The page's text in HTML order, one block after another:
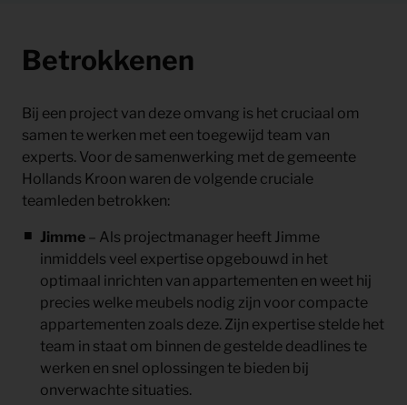
Betrokkenen
Bij een project van deze omvang is het cruciaal om
samen te werken met een toegewijd team van
experts. Voor de samenwerking met de gemeente
Hollands Kroon waren de volgende cruciale
teamleden betrokken:
Jimme – Als projectmanager heeft Jimme
inmiddels veel expertise opgebouwd in het
optimaal inrichten van appartementen en weet hij
precies welke meubels nodig zijn voor compacte
appartementen zoals deze. Zijn expertise stelde het
team in staat om binnen de gestelde deadlines te
werken en snel oplossingen te bieden bij
onverwachte situaties.